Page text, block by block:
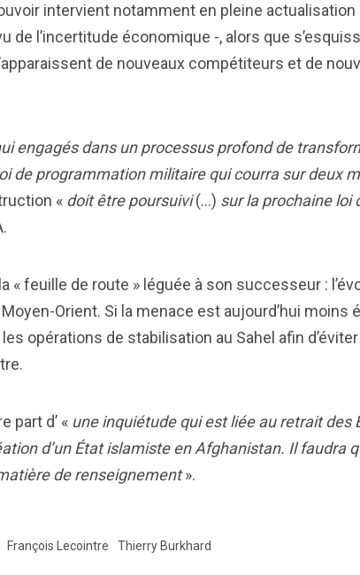
intervient notamment en pleine actualisation
de l’incertitude économique -, alors que
de nouveaux compétiteurs et de
engagés dans un processus profond de
de programmation militaire qui courra sur deux
« doit être poursuivi(…) sur la prochaine loi
« feuille de route » léguée à son successeur :
Orient. Si la menace est aujourd’hui moins
opérations de stabilisation au Sahel afin d’éviter
part d’ « une inquiétude qui est liée au retrait des
d’un État islamiste en Afghanistan. Il faudra
de renseignement».
François Lecointre Thierry Burkhard